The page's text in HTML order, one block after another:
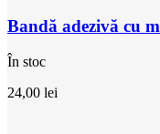
Bandă adezivă cu
În stoc
24,00 lei